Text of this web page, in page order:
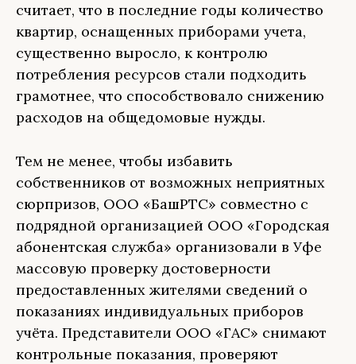
считает, что в последние годы количество
квартир, оснащенных приборами учета,
существенно выросло, к контролю
потребления ресурсов стали подходить
грамотнее, что способствовало снижению
расходов на общедомовые нужды.
Тем не менее, чтобы избавить
собственников от возможных неприятных
сюрпризов, ООО «БашРТС» совместно с
подрядной организацией ООО «Городская
абонентская служба» организовали в Уфе
массовую проверку достоверности
предоставленных жителями сведений о
показаниях индивидуальных приборов
учёта. Представители ООО «ГАС» снимают
контрольные показания, проверяют